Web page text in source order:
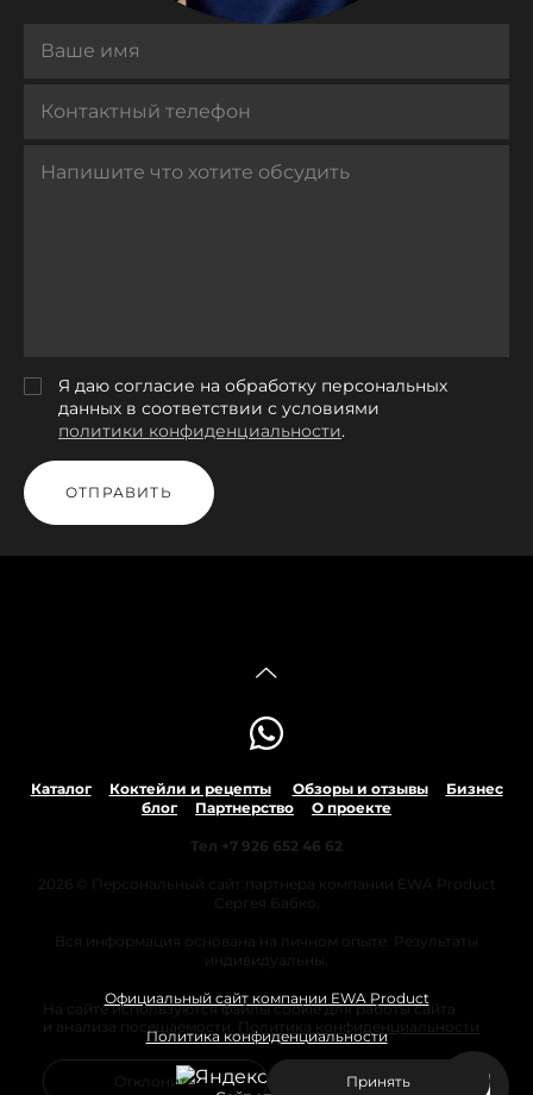
Я даю согласие на обработку персональных
данных в соответствии с условиями
политики конфиденциальности.
ОТПРАВИТЬ
Каталог Коктейли и рецепты Обзоры и отзывы
Бизнес
блог
Партнерство О проекте
Тел +7 926 652 46 62
2026 © Персональный сайт партнера компании EWA Product
Сергея Бабко.
Вся информация основана на личном опыте. Результаты
индивидуальны.
Официальный сайт компании EWA Product
Политика конфиденциальности
На сайте используются файлы cookie для работы сайта
и анализа посещаемости.
Политика конфиденциальности
Отклонить Принять